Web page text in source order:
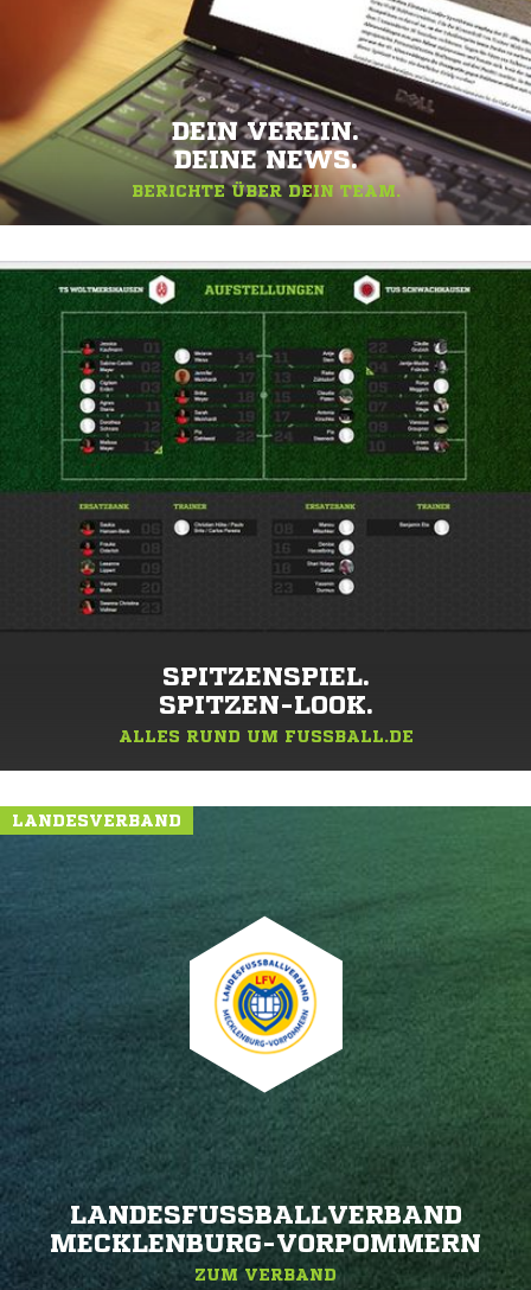
DEIN VEREIN.
DEINE NEWS.
BERICHTE ÜBER DEIN TEAM.
SPITZENSPIEL.
SPITZEN-LOOK.
ALLES RUND UM FUSSBALL.DE
LANDESVERBAND
LANDESFUSSBALLVERBAND M
ECKLENBURG-VORPOMMERN
ZUM VERBAND